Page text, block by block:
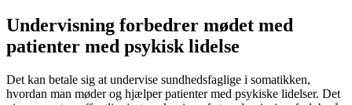
Undervisning forbedrer mødet med
patienter med psykisk lidelse
Det kan betale sig at undervise sundhedsfaglige i somatikken,
hvordan man møder og hjælper patienter med psykiske lidelser. Det